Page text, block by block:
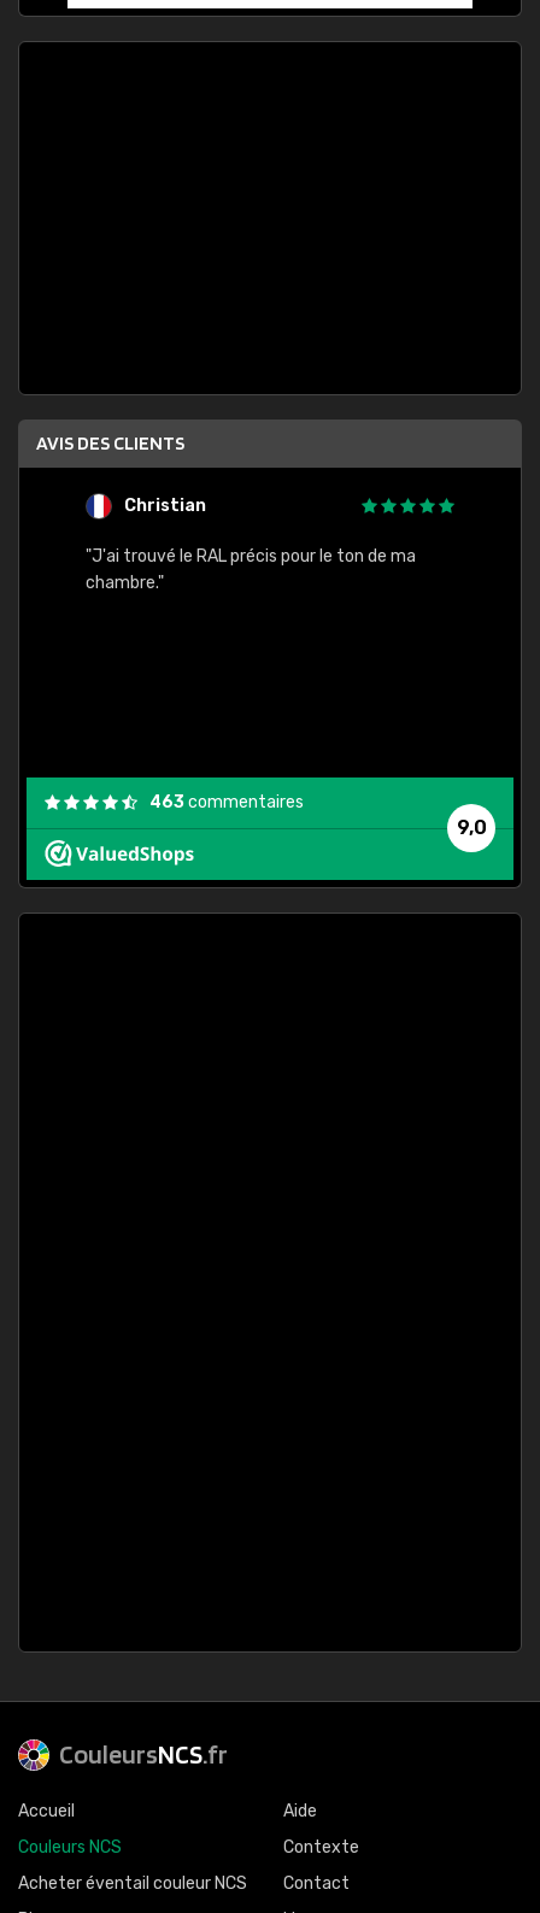
AVIS DES CLIENTS
Christian
"J'ai trouvé le RAL précis pour le ton de ma
chambre."
9,0
463commentaires
CouleursNCS.fr
Accueil
Couleurs NCS
Acheter éventail couleur NCS
Aide
Contexte
Contact